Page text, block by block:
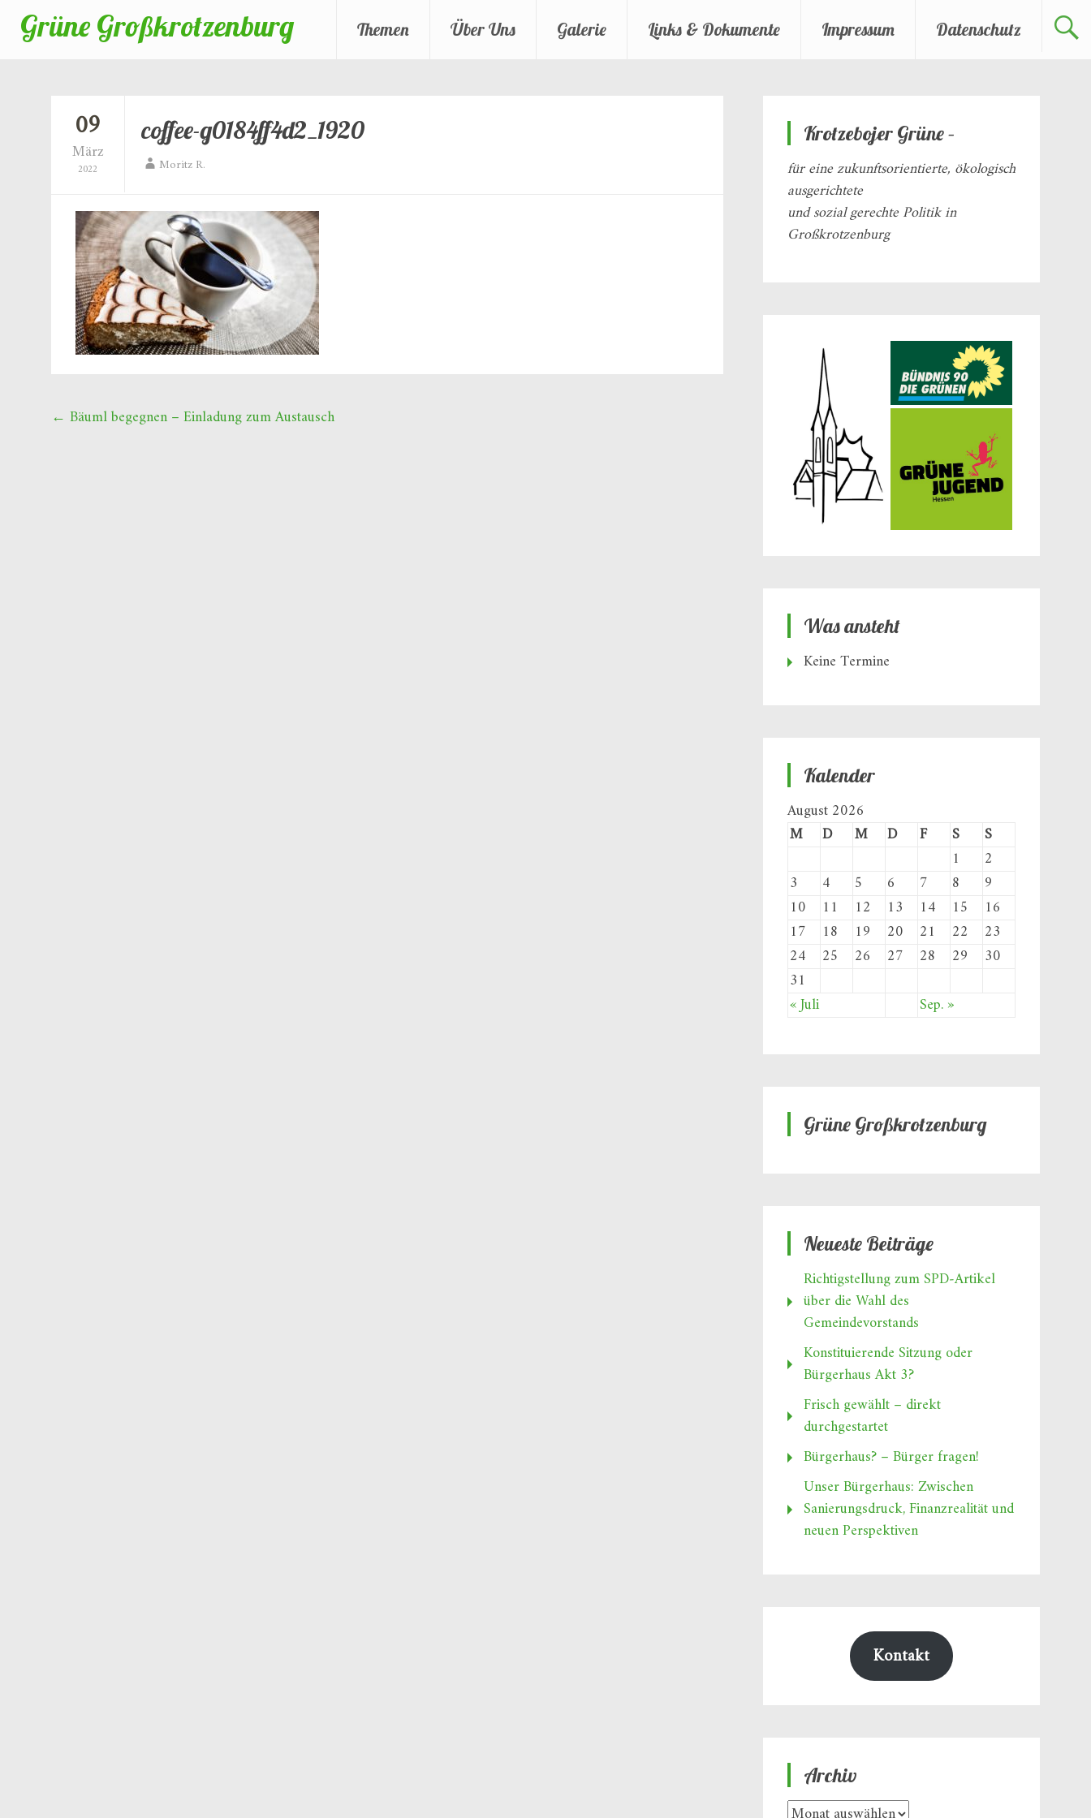
Grüne Großkrotzenburg Themen Über Uns Galerie Links & Dokumente Impressum Datenschutz
09
März
2022
coffee-g0184ff4d2_1920
Moritz R.
Beitragsnavigation
← Bäuml begegnen – Einladung zum Austausch
Krotzebojer Grüne –
für eine zukunftsorientierte, ökologisch
ausgerichtete
und sozial gerechte Politik in
Großkrotzenburg
Was ansteht
Keine Termine
Kalender
August 2026
M
D M D F S
S
1
2
3
4 5 6 7 8
9
10
11 12 13 14 15
16
17
18 19 20 21 22
23
24
25 26 27 28 29
30
31
« Juli
Sep. »
Grüne Großkrotzenburg
Neueste Beiträge
Richtigstellung zum SPD‑Artikel
über die Wahl des
Gemeindevorstands
Konstituierende Sitzung oder
Bürgerhaus Akt 3?
Frisch gewählt – direkt
durchgestartet
Bürgerhaus? – Bürger fragen!
Unser Bürgerhaus: Zwischen
Sanierungsdruck, Finanzrealität und
neuen Perspektiven
Kontakt
Archiv
Archiv